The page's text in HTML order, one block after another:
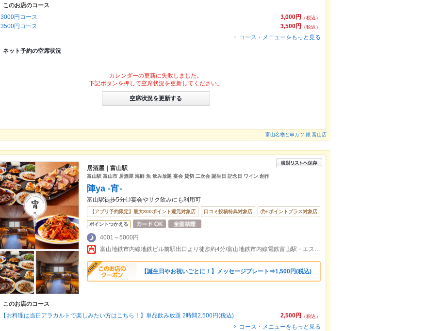
このお店のコース
3,000円
（税込）
3000円コース
3,500円
（税込）
3500円コース
コース・メニューをもっと見る
ネット予約の空席状況
カレンダーの更新に失敗しました。
下記ボタンを押して空席状況を更新してください。
空席状況を更新する
富山名物と串カツ 銀 富山店
居酒屋｜富山駅
富山駅 富山市 居酒屋 海鮮 魚 飲み放題 宴会 貸切 二次会 誕生日 記念日 ワイン 創作
陣ya -宵-
富山駅徒歩5分◎宴会やサク飲みにも利用可
【アプリ予約限定】最大800ポイント還元対象店 口コミ投稿特典対象店 ポイントプラス対象店
ポイントつかえる
4001～5000円
富山地鉄市内線地鉄ビル前駅出口より徒歩約4分/富山地鉄市内線電鉄富山駅・エスタ前駅出口より徒歩約4分
【誕生日やお祝いごとに！】メッセージプレート⇒1,500円(税込)
このお店のコース
2,500円
（税込）
【お料理は当日アラカルトで楽しみたい方はこちら！】単品飲み放題 2時間2,500円(税込)
コース・メニューをもっと見る